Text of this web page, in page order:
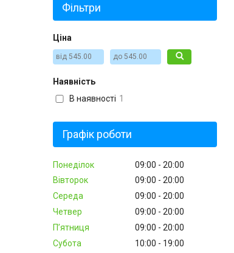
Фільтри
Ціна
Наявність
В наявності 1
Графік роботи
Понеділок 09:00
20:00
Вівторок
09:00
20:00
Середа
09:00
20:00
Четвер
09:00
20:00
Пʼятниця
09:00
20:00
Субота
10:00
19:00